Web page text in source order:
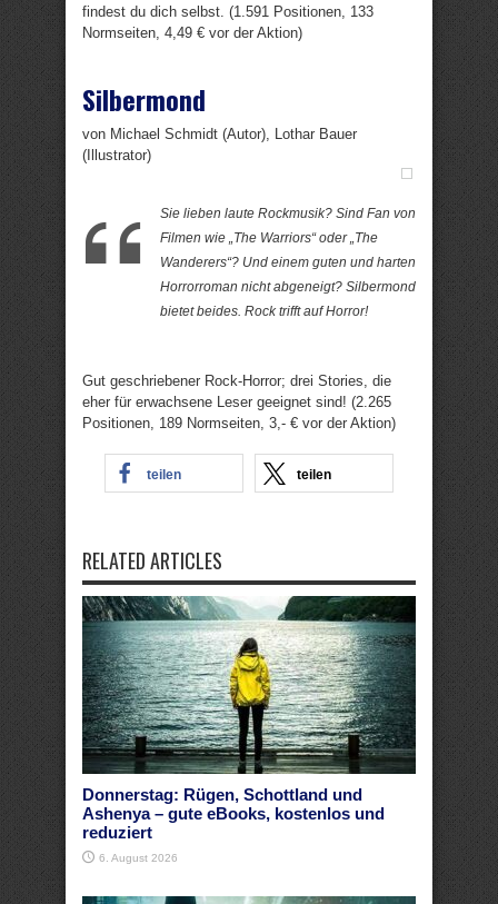
findest du dich selbst. (1.591 Positionen, 133
Normseiten, 4,49 € vor der Aktion)
Silbermond
von Michael Schmidt (Autor), Lothar Bauer
(Illustrator)
Sie lieben laute Rockmusik? Sind Fan von
Filmen wie „The Warriors“ oder „The
Wanderers“? Und einem guten und harten
Horrorroman nicht abgeneigt? Silbermond
bietet beides. Rock trifft auf Horror!
Gut geschriebener Rock-Horror; drei Stories, die
eher für erwachsene Leser geeignet sind! (2.265
Positionen, 189 Normseiten, 3,- € vor der Aktion)
teilen teilen
RELATED ARTICLES
Donnerstag: Rügen, Schottland und
Ashenya – gute eBooks, kostenlos und
reduziert
6. August 2026